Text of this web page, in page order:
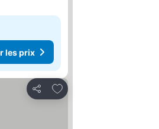
les prix
Partager
Ajouter à mes favoris